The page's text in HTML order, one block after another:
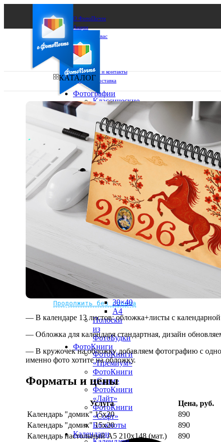
О ФотоПочте
Акции
Сделаем за вас
Бизнесу
FAQ
Франшиза
Поддержка и контакты
Оплата и доставка
Ваш город:
Ваш регион доставки
Выберите из списка:
Не нашли Ваш город?
Мы доставляем по всему миру
Продолжить без города
КАТАЛОГ
Фотографии
Классические
10х10
10х15
13х18
15х15
15х20
20х20
30х30
30х40
А4
Фото
рамке
10х10
10×15
15×15
20×20
20×30
30×30
30×40
A4
Полоски
из
ФотоБудки
ФотоКниги
ФотоКниги
«Премиум»
ФотоКниги
«Слим»
ФотоКниги
«Лайт»
ФотоКниги
«Софт»
Блокноты
Календари
— В календаре 13 листов: обложка+листы с календарной
— Обложка для календаря стандартная, дизайн
— В кружочек на обложку добавляем фотографию с
именно фото хотите на обложку.
Форматы и цены
Услуга
Цена, руб.
Календарь "домик" 15х20
890
Календарь "домик" 15х20
890
Календарь настольный А5 210х148 (мат.)
890